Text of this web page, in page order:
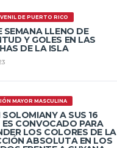
DE PUERTO RICO
SEMANA LLENO DE
Y GOLES EN LAS
DE LA ISLA
MAYOR MASCULINA
SOLOMIANY A SUS 16
CONVOCADO PARA
LOS COLORES DE LA
ABSOLUTA EN LOS